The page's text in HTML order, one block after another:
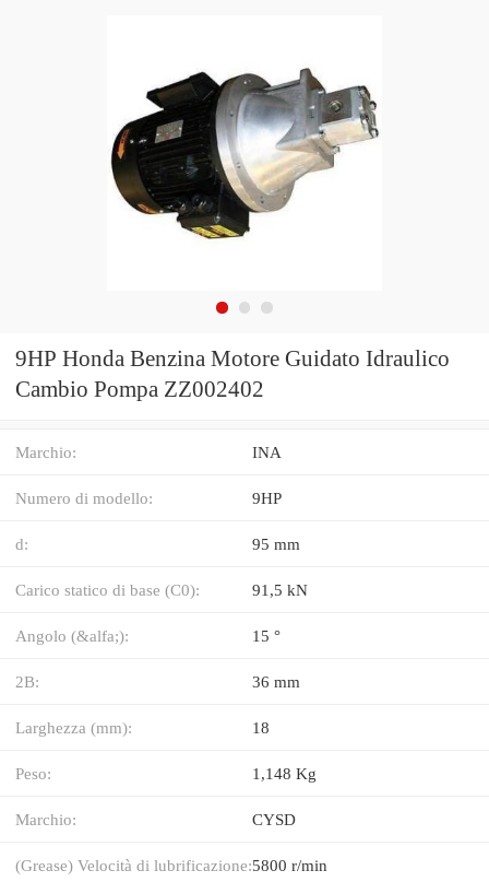
9HP Honda Benzina Motore Guidato Idraulico
Cambio Pompa ZZ002402
Marchio: INA
Numero di modello: 9HP
d: 95 mm
Carico statico di base (C0): 91,5 kN
Angolo (&alfa;): 15 °
2B: 36 mm
Larghezza (mm): 18
Peso: 1,148 Kg
Marchio: CYSD
(Grease) Velocità di lubrificazione:5800 r/min